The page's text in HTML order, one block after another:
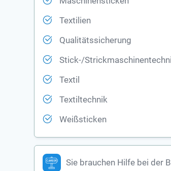
Textilien
Qualitätssicherung
Stick-/
Textil
Textiltechnik
Weißsticken
Sie brauchen Hilfe bei der